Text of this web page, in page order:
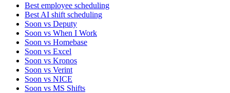
Best employee scheduling
Best AI shift scheduling
Soon vs Deputy
Soon vs When I Work
Soon vs Homebase
Soon vs Excel
Soon vs Kronos
Soon vs Verint
Soon vs NICE
Soon vs MS Shifts